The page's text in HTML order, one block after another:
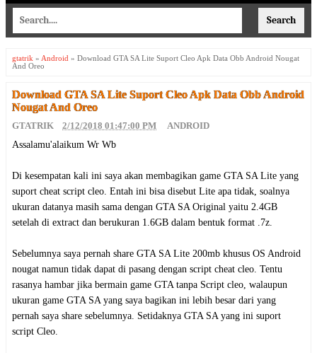
gtatrik » Android » Download GTA SA Lite Suport Cleo Apk Data Obb Android Nougat
And Oreo
Download GTA SA Lite Suport Cleo Apk Data Obb Android
Nougat And Oreo
GTATRIK 2/12/2018 01:47:00 PM
ANDROID
Assalamu'alaikum Wr Wb
Di kesempatan kali ini saya akan membagikan game GTA SA Lite yang
suport cheat script cleo. Entah ini bisa disebut Lite apa tidak, soalnya
ukuran datanya masih sama dengan GTA SA Original yaitu 2.4GB
setelah di extract dan berukuran 1.6GB dalam bentuk format .7z.
Sebelumnya saya pernah share GTA SA Lite 200mb khusus OS Android
nougat namun tidak dapat di pasang dengan script cheat cleo. Tentu
rasanya hambar jika bermain game GTA tanpa Script cleo, walaupun
ukuran game GTA SA yang saya bagikan ini lebih besar dari yang
pernah saya share sebelumnya. Setidaknya GTA SA yang ini suport
script Cleo.